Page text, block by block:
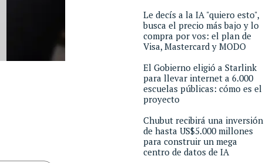
Le decís a la IA "quiero esto",
busca el precio más bajo y lo
compra por vos: el plan de
Visa, Mastercard y MODO
El Gobierno eligió a Starlink
para llevar internet a 6.000
escuelas públicas: cómo es el
proyecto
Chubut recibirá una inversión
de hasta US$5.000 millones
para construir un mega
centro de datos de IA